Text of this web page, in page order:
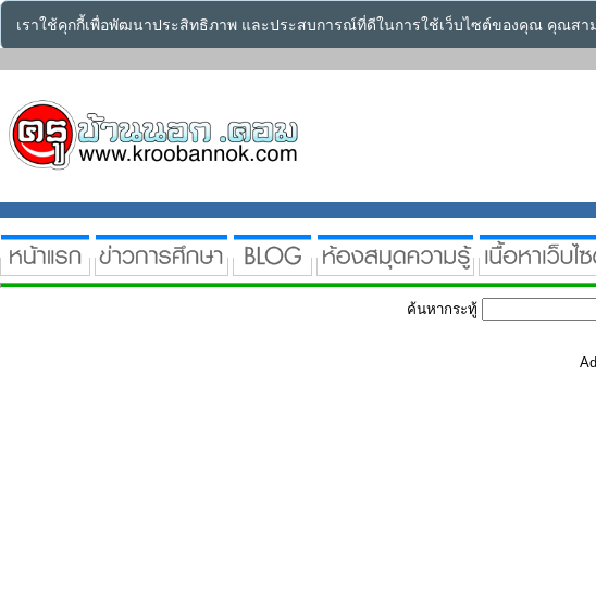
เราใช้คุกกี้เพื่อพัฒนาประสิทธิภาพ และประสบการณ์ที่ดีในการใช้เว็บไซต์ของคุณ คุณสา
ค้นหากระทู้